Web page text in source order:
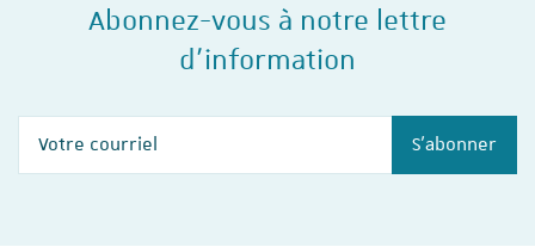
Abonnez-vous à notre lettre
d'information
S'abonner